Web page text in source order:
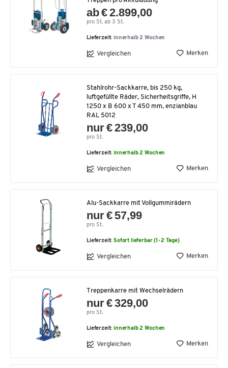
ab € 2.899,00
pro St. ab 3 St.
Lieferzeit: innerhalb 2 Wochen
Vergleichen Merken
Stahlrohr-Sackkarre, bis 250 kg,
luftgefüllte Räder, Sicherheitsgriffe, H
1250 x B 600 x T 450 mm, enzianblau
RAL 5012
nur € 239,00
pro St.
Lieferzeit:innerhalb 2 Wochen
Vergleichen Merken
Alu-Sackkarre mit Vollgummirädern
nur € 57,99
pro St.
Lieferzeit:Sofort lieferbar (1-2 Tage)
Vergleichen Merken
Treppenkarre mit Wechselrädern
nur € 329,00
pro St.
Lieferzeit:innerhalb 2 Wochen
Vergleichen Merken